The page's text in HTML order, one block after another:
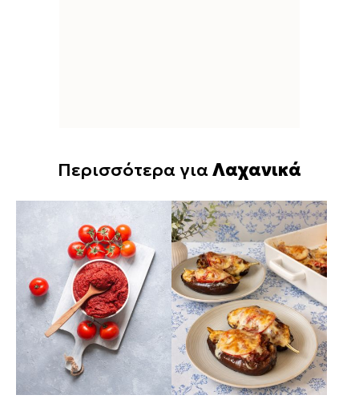
Περισσότερα γιαΛαχανικά